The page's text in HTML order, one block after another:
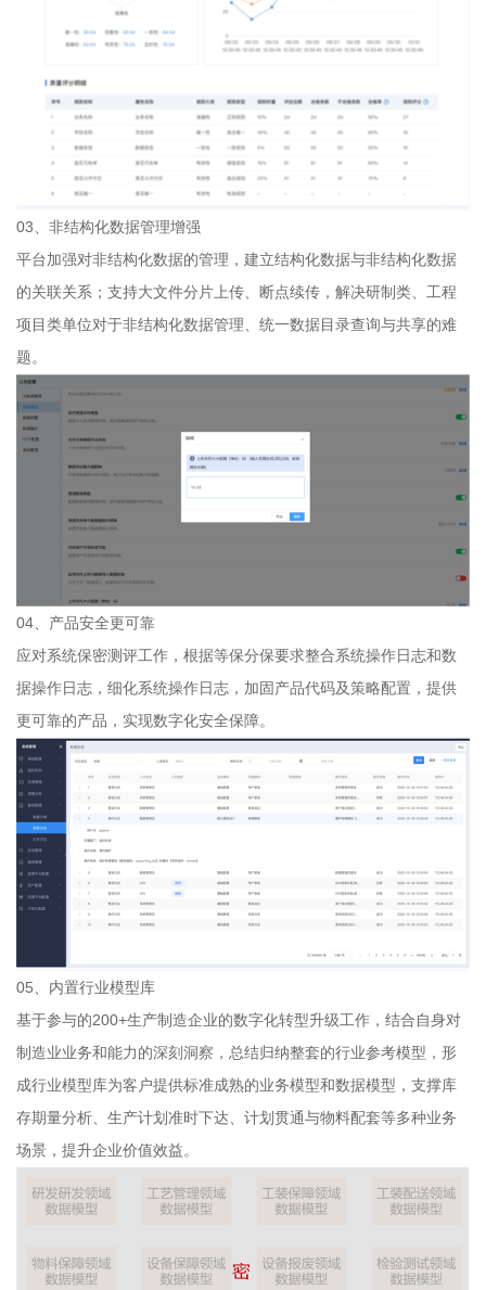
03、非结构化数据管理增强
平台加强对非结构化数据的管理，建立结构化数据与非结构化数据
的关联关系；支持大文件分片上传、断点续传，解决研制类、工程
项目类单位对于非结构化数据管理、统一数据目录查询与共享的难
题。
04、产品安全更可靠
应对系统保密测评工作，根据等保分保要求整合系统操作日志和数
据操作日志，细化系统操作日志，加固产品代码及策略配置，提供
更可靠的产品，实现数字化安全保障。
05、内置行业模型库
基于参与的200+生产制造企业的数字化转型升级工作，结合自身对
制造业业务和能力的深刻洞察，总结归纳整套的行业参考模型，形
成行业模型库为客户提供标准成熟的业务模型和数据模型，支撑库
存期量分析、生产计划准时下达、计划贯通与物料配套等多种业务
场景，提升企业价值效益。